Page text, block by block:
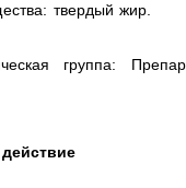
твердый жир.
группа: